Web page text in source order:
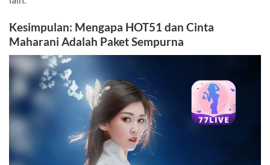
Kesimpulan: Mengapa HOT51 dan Cinta
Maharani Adalah Paket Sempurna